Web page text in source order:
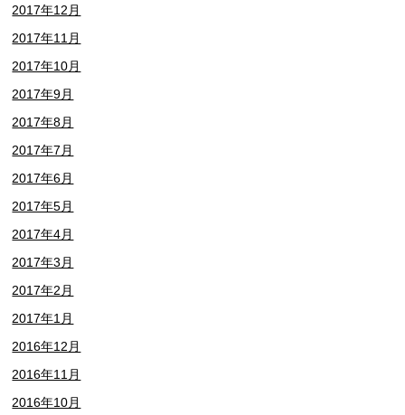
2017年12月
2017年11月
2017年10月
2017年9月
2017年8月
2017年7月
2017年6月
2017年5月
2017年4月
2017年3月
2017年2月
2017年1月
2016年12月
2016年11月
2016年10月